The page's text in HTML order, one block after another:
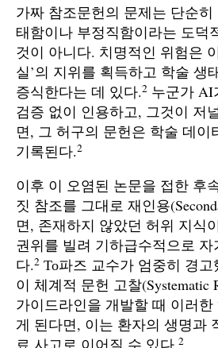
가짜 참조문헌의 문제는 단순
태함이나 부정직함이라는 도덕
것이 아니다. 치명적인 위험은
실’의 지위를 획득하고 학술 생
증식한다는 데 있다.2 누군가 AI
검증 없이 인용하고, 그것이 저
면, 그 허구의 문헌은 학술 데이
기록된다.2
이후 이 오염된 논문을 접한 후
짓 참조를 그대로 재인용
면, 존재하지 않았던 허위 지식
권위를 빌려 기하급수적으로
다.2 То파즈 교수가 엄중히 경
이 체계적 문헌 고찰(Systematic
가이드라인을 개발할 때 이러
게 된다면, 이는 환자의 생명과
료 사고로 이어질 수 있다.2